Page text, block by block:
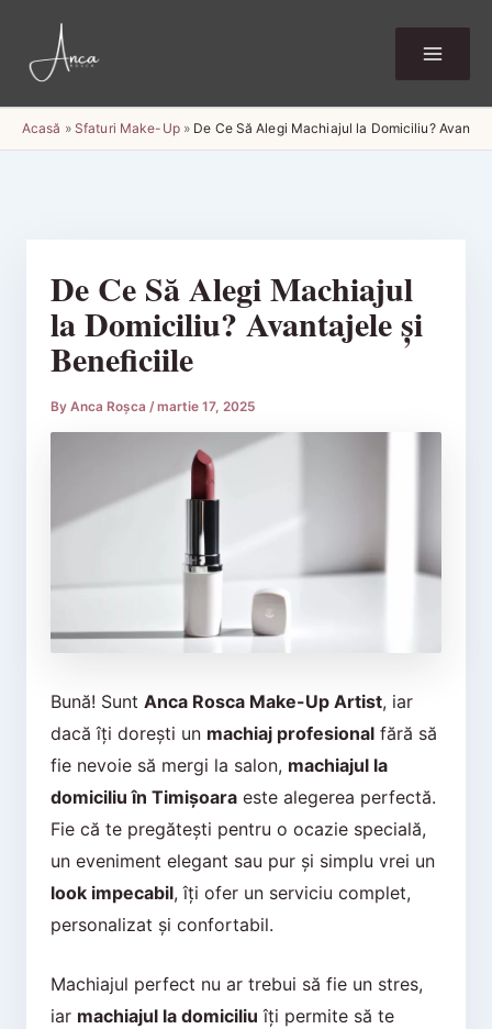
content
Acasă » Sfaturi Make-Up» De Ce Să Alegi Machiajul la Domiciliu?
De Ce Să Alegi Machiajul
la Domiciliu? Avantajele și
Beneficiile
By Anca Roșca /martie 17, 2025
Bună! Sunt Anca Rosca Make-Up Artist, iar
dacă îți dorești un machiaj profesionalfără să
fie nevoie să mergi la salon, machiajul la
domiciliu în Timișoaraeste alegerea perfectă.
Fie că te pregătești pentru o ocazie specială,
un eveniment elegant sau pur și simplu vrei un
look impecabil, îți ofer un serviciu complet,
personalizat și confortabil.
Machiajul perfect nu ar trebui să fie un stres,
iar machiajul la domiciliu îți permite să te